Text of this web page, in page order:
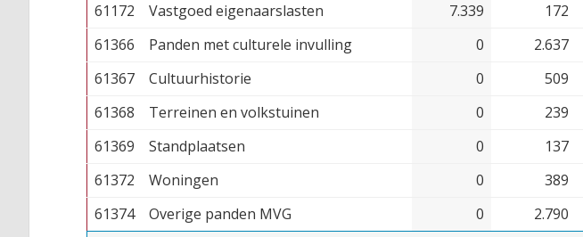
61172 Vastgoed eigenaarslasten 7.339 172
61366
Panden met culturele invulling 0 2.637
61367
Cultuurhistorie 0 509
61368
Terreinen en volkstuinen 0 239
61369
Standplaatsen 0 137
61372
Woningen 0 389
61374
Overige panden MVG 0 2.790